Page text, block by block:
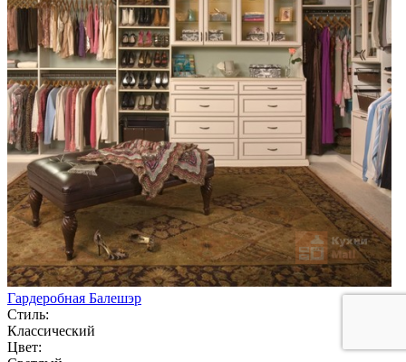
Гардеробная Балешэр
Стиль:
Классический
Цвет: